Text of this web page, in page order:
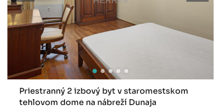
Priestranný 2 izbový byt v staromestskom
tehlovom dome na nábreží Dunaja